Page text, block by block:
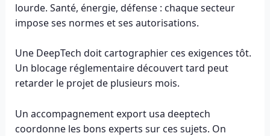
lourde. Santé, énergie, défense : chaque secteur
impose ses normes et ses autorisations.
Une DeepTech doit cartographier ces exigences tôt.
Un blocage réglementaire découvert tard peut
retarder le projet de plusieurs mois.
Un accompagnement export usa deeptech
coordonne les bons experts sur ces sujets. On